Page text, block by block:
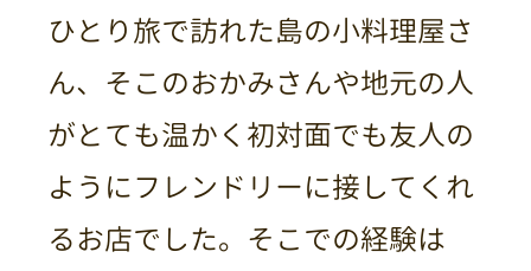
ひとり旅で訪れた島の小料理屋さ
ん、そこのおかみさんや地元の人
がとても温かく初対面でも友人の
ようにフレンドリーに接してくれ
るお店でした。そこでの経験は